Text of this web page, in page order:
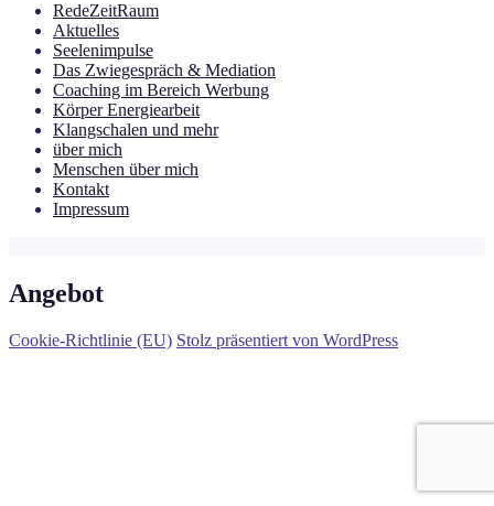
RedeZeitRaum
Aktuelles
Seelenimpulse
Das Zwiegespräch & Mediation
Coaching im Bereich Werbung
Körper Energiearbeit
Klangschalen und mehr
über mich
Menschen über mich
Kontakt
Impressum
Angebot
Cookie-Richtlinie (EU) Stolz präsentiert von WordPress